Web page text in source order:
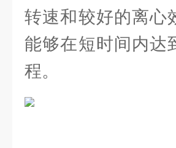
转速和较好的离心
能够在短时间内达
程。